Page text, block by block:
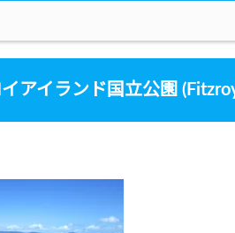
イアイランド国立公園